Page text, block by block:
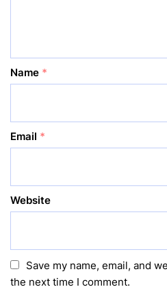
Name *
Email *
Website
Save my name, email, and
the next time I comment.